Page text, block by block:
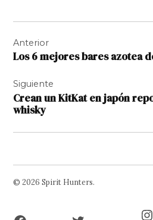
de
entradas
Anterior
Los 6 mejores bares azotea
Siguiente
Crean un KitKat en japón
whisky
© 2026 Spirit Hunters.